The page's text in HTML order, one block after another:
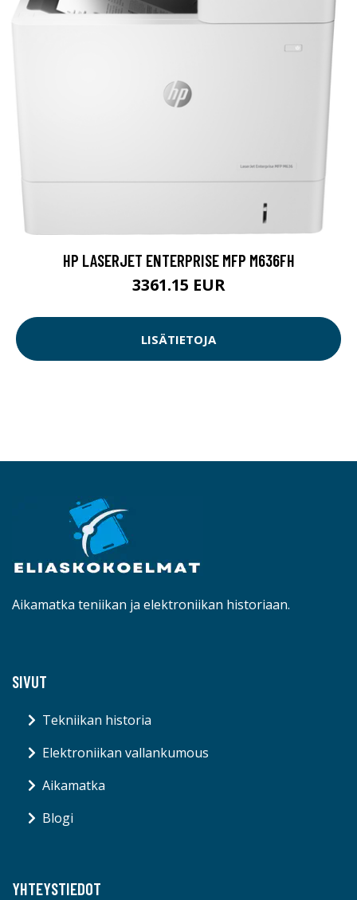
HP LASERJET ENTERPRISE MFP M636FH
3361.15 EUR
LISÄTIETOJA
Aikamatka teniikan ja elektroniikan historiaan.
SIVUT
Tekniikan historia
Elektroniikan vallankumous
Aikamatka
Blogi
YHTEYSTIEDOT